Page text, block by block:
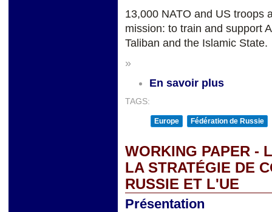
13,000 NATO and US troops
mission: to train and support
Taliban and the Islamic State.
»
En savoir plus
TAGS:
Europe Fédération de Russie
WORKING PAPER -
LA STRATÉGIE DE
RUSSIE ET L'UE
Présentation